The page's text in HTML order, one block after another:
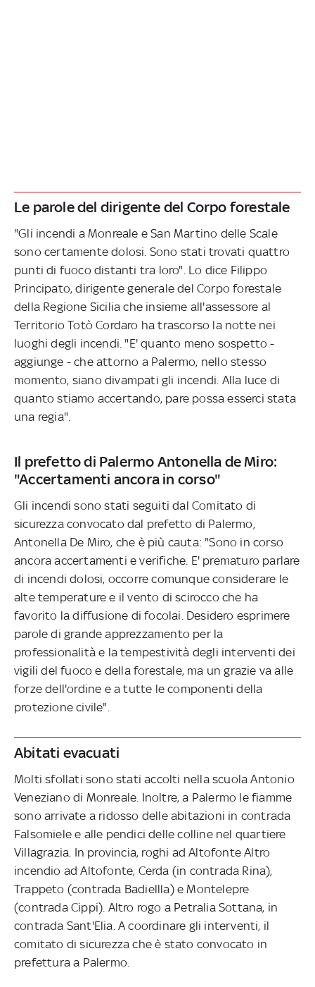
Le parole del dirigente del Corpo forestale
"Gli incendi a Monreale e San Martino delle Scale
sono certamente dolosi. Sono stati trovati quattro
punti di fuoco distanti tra loro". Lo dice Filippo
Principato, dirigente generale del Corpo forestale
della Regione Sicilia che insieme all'assessore al
Territorio Totò Cordaro ha trascorso la notte nei
luoghi degli incendi. "E' quanto meno sospetto -
aggiunge - che attorno a Palermo, nello stesso
momento, siano divampati gli incendi. Alla luce di
quanto stiamo accertando, pare possa esserci stata
una regia".
Il prefetto di Palermo Antonella de Miro:
"Accertamenti ancora in corso"
Gli incendi sono stati seguiti dal Comitato di
sicurezza convocato dal prefetto di Palermo,
Antonella De Miro, che è più cauta: "Sono in corso
ancora accertamenti e verifiche. E' prematuro parlare
di incendi dolosi, occorre comunque considerare le
alte temperature e il vento di scirocco che ha
favorito la diffusione di focolai. Desidero esprimere
parole di grande apprezzamento per la
professionalità e la tempestività degli interventi dei
vigili del fuoco e della forestale, ma un grazie va alle
forze dell'ordine e a tutte le componenti della
protezione civile".
Abitati evacuati
Molti sfollati sono stati accolti nella scuola Antonio
Veneziano di Monreale. Inoltre, a Palermo le fiamme
sono arrivate a ridosso delle abitazioni in contrada
Falsomiele e alle pendici delle colline nel quartiere
Villagrazia. In provincia, roghi ad Altofonte Altro
incendio ad Altofonte, Cerda (in contrada Rina),
Trappeto (contrada Badiellla) e Montelepre
(contrada Cippi). Altro rogo a Petralia Sottana, in
contrada Sant'Elia. A coordinare gli interventi, il
comitato di sicurezza che è stato convocato in
prefettura a Palermo.